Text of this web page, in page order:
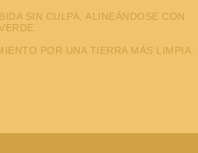
SIN CULPA, ALINEÁNDOSE CON
POR UNA TIERRA MÁS LIMPIA.